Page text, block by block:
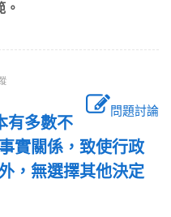
。
問題討論
有多數不
實關係，致使行政
，無選擇其他決定